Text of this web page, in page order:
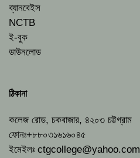
ব্যানবেইস
NCTB
ই-বুক
ডাউনলোড
ঠিকানা
কলেজ রোড, চকবাজার, ৪২০৩ চট্টগ্রাম
ফোনঃ+৮৮০৩১৬১৬০৪৫
ইমেইলঃ ctgcollege@yahoo.com